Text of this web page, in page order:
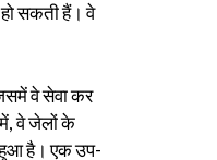
हो सकती हैं। वे
वे सेवा कर
में, वे जेलों के
हुआ है। एक उप-